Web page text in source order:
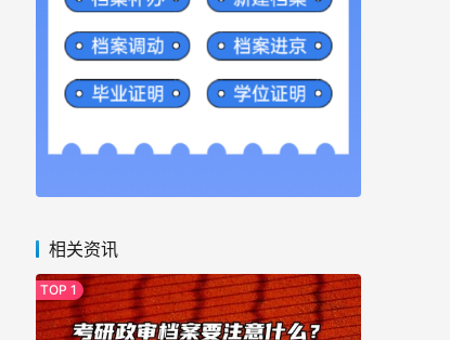
相关资讯